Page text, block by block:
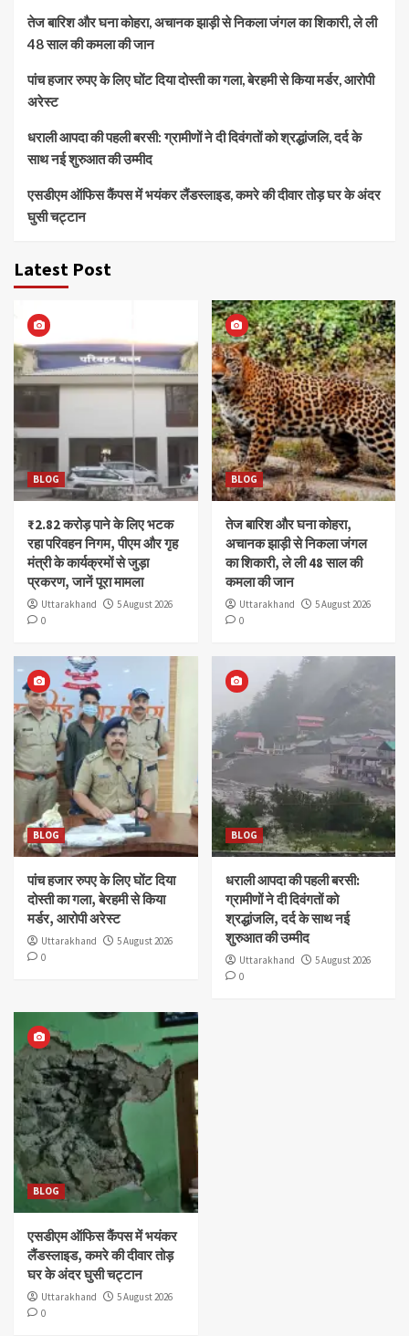
तेज बारिश और घना कोहरा, अचानक झाड़ी से निकला जंगल का शिकारी, ले ली
48 साल की कमला की जान
पांच हजार रुपए के लिए घोंट दिया दोस्ती का गला, बेरहमी से किया मर्डर, आरोपी
अरेस्ट
धराली आपदा की पहली बरसी: ग्रामीणों ने दी दिवंगतों को श्रद्धांजलि, दर्द के
साथ नई शुरुआत की उम्मीद
एसडीएम ऑफिस कैंपस में भयंकर लैंडस्लाइड, कमरे की दीवार तोड़ घर के अंदर
घुसी चट्टान
Latest Post
BLOG
₹2.82 करोड़ पाने के लिए भटक
रहा परिवहन निगम, पीएम और गृह
मंत्री के कार्यक्रमों से जुड़ा
प्रकरण, जानें पूरा मामला
Uttarakhand
5 August 2026
0
BLOG
तेज बारिश और घना कोहरा,
अचानक झाड़ी से निकला जंगल
का शिकारी, ले ली 48 साल की
कमला की जान
Uttarakhand
5 August 2026
0
BLOG
पांच हजार रुपए के लिए घोंट दिया
दोस्ती का गला, बेरहमी से किया
मर्डर, आरोपी अरेस्ट
Uttarakhand
5 August 2026
0
BLOG
धराली आपदा की पहली बरसी:
ग्रामीणों ने दी दिवंगतों को
श्रद्धांजलि, दर्द के साथ नई
शुरुआत की उम्मीद
Uttarakhand
5 August 2026
0
BLOG
एसडीएम ऑफिस कैंपस में भयंकर
लैंडस्लाइड, कमरे की दीवार तोड़
घर के अंदर घुसी चट्टान
Uttarakhand
5 August 2026
0